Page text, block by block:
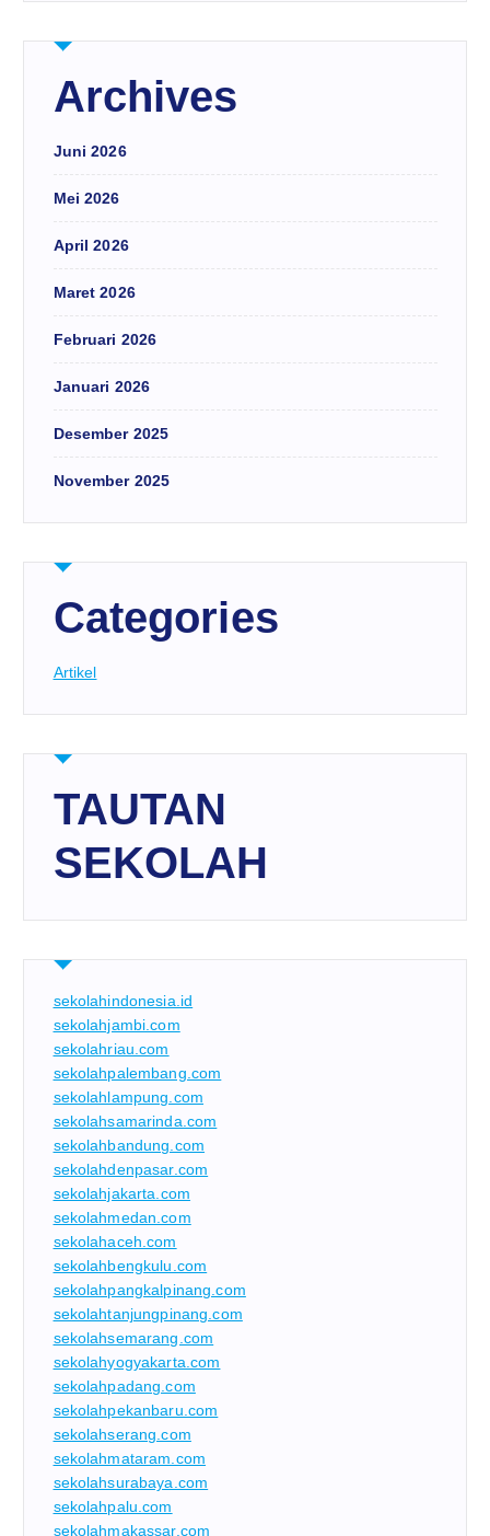
Archives
Juni 2026
Mei 2026
April 2026
Maret 2026
Februari 2026
Januari 2026
Desember 2025
November 2025
Categories
Artikel
TAUTAN
SEKOLAH
sekolahindonesia.id
sekolahjambi.com
sekolahriau.com
sekolahpalembang.com
sekolahlampung.com
sekolahsamarinda.com
sekolahbandung.com
sekolahdenpasar.com
sekolahjakarta.com
sekolahmedan.com
sekolahaceh.com
sekolahbengkulu.com
sekolahpangkalpinang.com
sekolahtanjungpinang.com
sekolahsemarang.com
sekolahyogyakarta.com
sekolahpadang.com
sekolahpekanbaru.com
sekolahserang.com
sekolahmataram.com
sekolahsurabaya.com
sekolahpalu.com
sekolahmakassar.com